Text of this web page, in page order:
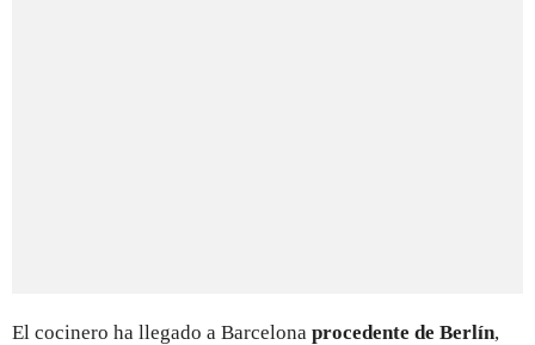
El cocinero ha llegado a Barcelona procedente de Berlín,